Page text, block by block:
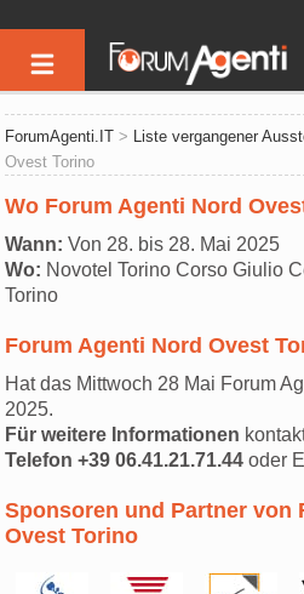
ForumAgenti.IT > Liste vergangener
Ovest Torino
Wo Forum Agenti Nord
Wann: Von 28. bis 28. Mai 2025
Wo: Novotel Torino Corso Giulio
Torino
Forum Agenti Nord Ovest
Hat das Mittwoch 28 Mai Forum
2025.
Für weitere Informationen
Telefon +39 06.41.21.71.44 oder
Sponsoren und Partner von
Ovest Torino